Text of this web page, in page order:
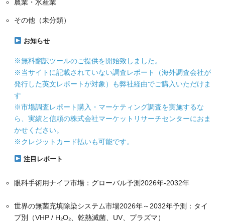
農業・水産業
その他（未分類）
お知らせ
※無料翻訳ツールのご提供を開始致しました。
※当サイトに記載されていない調査レポート（海外調査会社が
発行した英文レポートが対象）も弊社経由でご購入いただけま
す
※市場調査レポート購入・マーケティング調査を実施するな
ら、実績と信頼の株式会社マーケットリサーチセンターにおま
かせください。
※クレジットカード払いも可能です。
注目レポート
眼科手術用ナイフ市場：グローバル予測2026年-2032年
世界の無菌充填除染システム市場2026年～2032年予測：タイ
プ別（VHP / H₂O₂、乾熱滅菌、UV、プラズマ）